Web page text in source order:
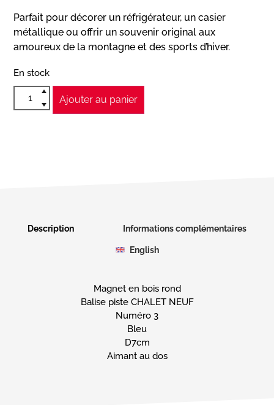
Parfait pour décorer un réfrigérateur, un casier
métallique ou offrir un souvenir original aux
amoureux de la montagne et des sports d’hiver.
En stock
Ajouter au panier
Description Informations complémentaires
English
Magnet en bois rond
Balise piste CHALET NEUF
Numéro 3
Bleu
D7cm
Aimant au dos